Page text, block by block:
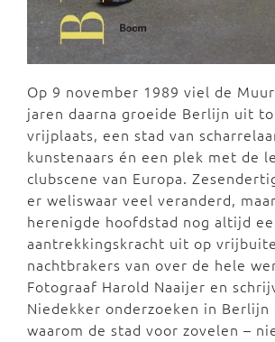
Op 9 november 1989 viel de
jaren daarna groeide Berlijn uit
vrijplaats, een stad van
kunstenaars én een plek met de
clubscene van Europa.
er weliswaar veel veranderd,
herenigde hoofdstad nog altijd
aantrekkingskracht uit op
nachtbrakers van over de hele
Fotograaf Harold Naaijer en
Niedekker onderzoeken in Berlijn
waarom de stad voor zovelen –